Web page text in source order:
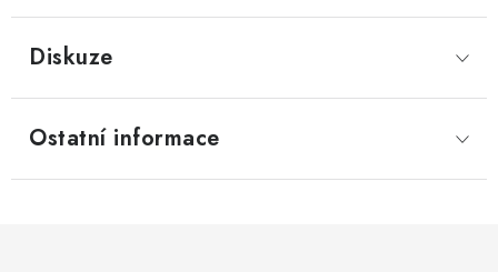
Diskuze
Ostatní informace